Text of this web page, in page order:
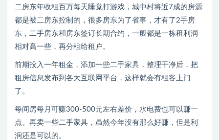
二房东年收租百万每天睡觉打游戏，城中村将近7成的房源
都是被二房东控制的，很多房东为了省事，才有了2手房
东，二手房东和房东签订长期合约，一般都是一栋租利润
相对高一些，再分租给租户。
前期投入一年租金，添加一些二手家具，整理干净后，把
租房信息发布到各大互联网平台，这样就会有租客上门
了。
每间房每月可赚300-500元左右差价，水电费也可以赚一
点。再卖一些二手家具，虽然今年没有那么好赚，但是利
润还是可以的。